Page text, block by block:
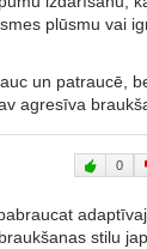
plūsmu vai
un patraucē,
agresīva
0
stilu